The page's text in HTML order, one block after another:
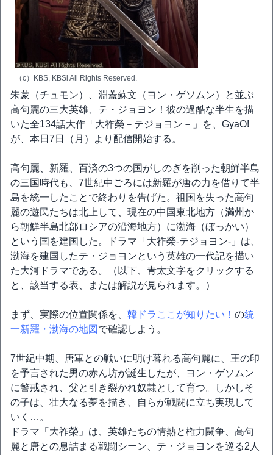
（c）KBS, KBSi All Rights Reserved.
朱蒙（チュモン）、淵蓋蘇文（ヨン・ゲソムン）と並ぶ
高句麗の三大英雄、テ・ジョヨン！彼の過酷な半生を描
いた全134話大作「大祚榮－テジョヨン－」を、GyaO!
が、本日7日（月）より配信開始する。
高句麗、新羅、百済の3つの国がしのぎを削った朝鮮半島
の三国時代も、7世紀中ごろには新羅が唐の力を借りて半
島を統一したことで終わりを告げた。祖国を失った高句
麗の遊民たちは北上して、現在の中国東北地方（満州か
ら朝鮮半島北部ロシアの沿海地方）に渤海（ぼっかい）
という国を建国した。ドラマ「大祚榮‐テジョヨン‐」は、
渤海を建国したテ・ジョヨンという英雄の一代記を描い
た大河ドラマである。（以下、青太文字をクリックする
と、該当する表、または解説が見られます。）
まず、実際の位置関係を、 韓ドラここが知りたい！ の統
一新羅・渤海の地図 で確認しよう。
7世紀中期、唐軍との戦いに明け暮れる高句麗に、王の印
を予言された男の赤ん坊が誕生したが、ヨン・ゲソムン
に警戒され、父と引き裂かれ奴隷として育つ。しかしそ
の子は、壮大なる夢を描き、自らが戦闘に立ち実現して
いく…。
ドラマ「大祚榮」は、英雄たちの情熱と権力闘争、高句
麗と唐との息詰まる戦闘シーン、テ・ジョヨンを巡る2人